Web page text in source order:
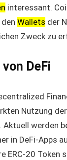
interessant.
Wallets der
Zweck zu
DeFi
Nutzung
Aktuell werden
in DeFi-Apps
ERC-20 Token